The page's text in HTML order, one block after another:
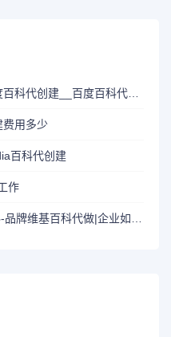
海外企业如何创建百度百科_百度百科代创建__百度百科代创建供应商
费用多少
百科代创建
作
代做维基百科-代做企业维基百科-品牌维基百科代做|企业如何创建维基百科【Wikipedia】页面？